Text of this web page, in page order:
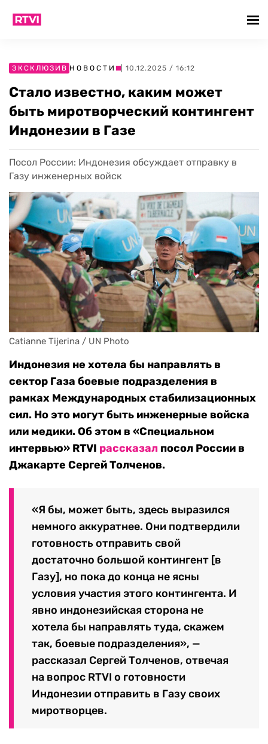
ЭКСКЛЮЗИВ НОВОСТИ | 10.12.2025 / 16:12
Стало известно, каким может
быть миротворческий контингент
Индонезии в Газе
Посол России: Индонезия обсуждает отправку в
Газу инженерных войск
Catianne Tijerina / UN Photo
Индонезия не хотела бы направлять в
сектор Газа боевые подразделения в
рамках Международных стабилизационных
сил. Но это могут быть инженерные войска
или медики. Об этом в «Специальном
интервью» RTVI рассказал посол России в
Джакарте Сергей Толченов.
«Я бы, может быть, здесь выразился
немного аккуратнее. Они подтвердили
готовность отправить свой
достаточно большой контингент [в
Газу], но пока до конца не ясны
условия участия этого контингента. И
явно индонезийская сторона не
хотела бы направлять туда, скажем
так, боевые подразделения», —
рассказал Сергей Толченов, отвечая
на вопрос RTVI о готовности
Индонезии отправить в Газу своих
миротворцев.